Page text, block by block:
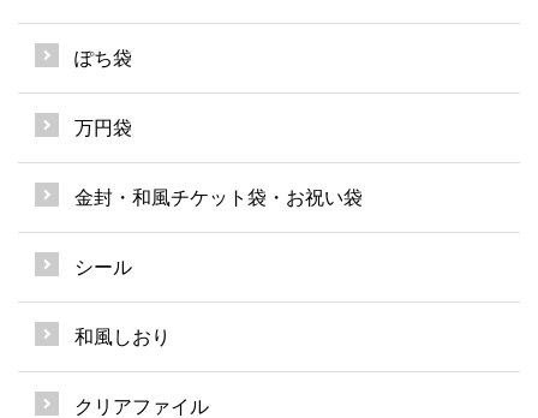
ぽち袋
万円袋
金封・和風チケット袋・お祝い袋
シール
和風しおり
クリアファイル